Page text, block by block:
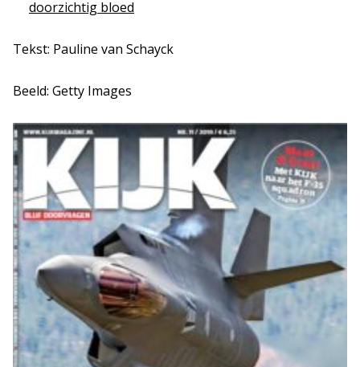
doorzichtig bloed
Tekst: Pauline van Schayck
Beeld: Getty Images